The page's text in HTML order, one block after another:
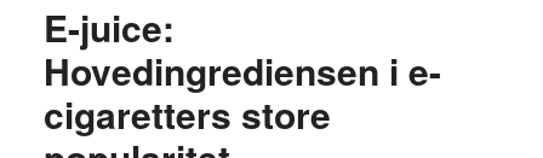
E-juice:
Hovedingrediensen i e-
cigaretters store